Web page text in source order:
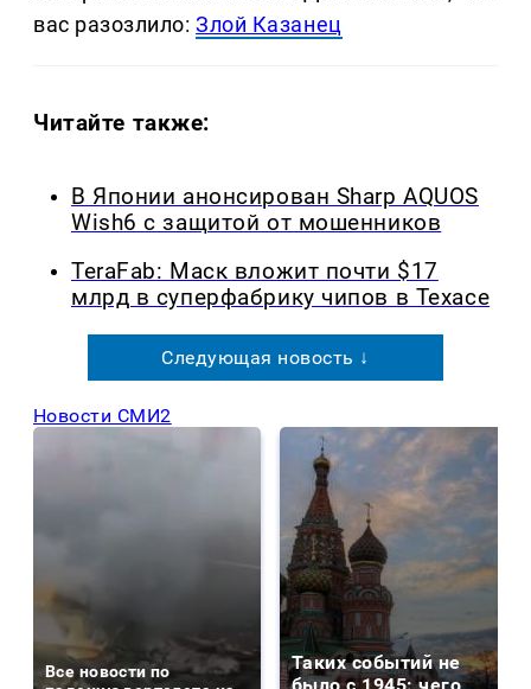
вас разозлило:Злой Казанец
Читайте также:
В Японии анонсирован Sharp AQUOS
Wish6 с защитой от мошенников
TeraFab: Маск вложит почти $17
млрд в суперфабрику чипов в Техасе
Следующая новость ↓
Новости СМИ2
Все новости по
Таких событий не
было с 1945: чего